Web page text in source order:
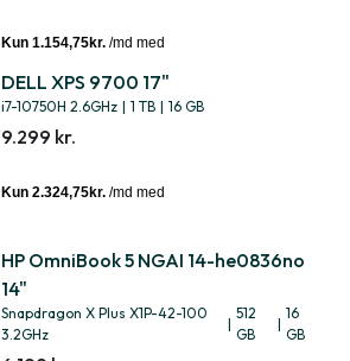
DELL XPS 9700 17"
i7-10750H 2.6GHz | 1 TB | 16 GB
9.299 kr.
HP OmniBook 5 NGAI 14-he0836no
14"
Snapdragon X Plus X1P-42-100
3.2GHz
|
512
GB
|
16
GB